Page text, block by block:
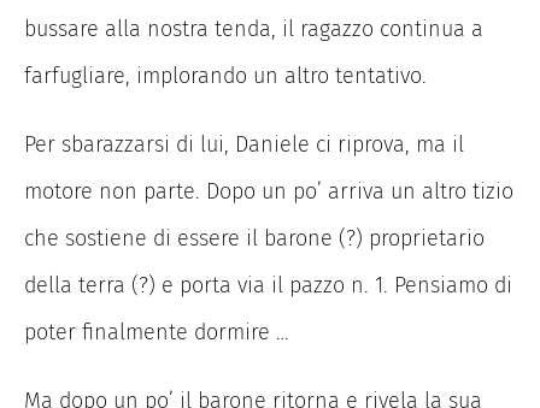
bussare alla nostra tenda, il ragazzo continua a
farfugliare, implorando un altro tentativo.
Per sbarazzarsi di lui, Daniele ci riprova, ma il
motore non parte. Dopo un po’ arriva un altro tizio
che sostiene di essere il barone (?) proprietario
della terra (?) e porta via il pazzo n. 1. Pensiamo di
poter finalmente dormire …
Ma dopo un po’ il barone ritorna e rivela la sua